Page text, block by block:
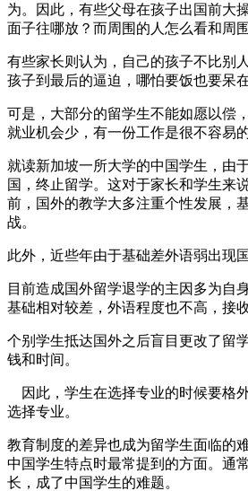
为。因此，有些父母在孩子出国前大
面子往哪放？而周围的人怎么看和周
有些家长则认为，自己的孩子不比别
孩子到最后的逼迫，哪怕要饭也要呆
可是，大部分的留学生不能如愿以偿
就业机会少，有一份工作是很不容易
就读新加坡一所大学的中国学生，由
国，终止留学。这对于家长和学生来
前，国外的教学大多注重个性发展，
战。
此外，近些年由于基础差外语弱出现
目前造成国外留学退学的主因多为自
基础相对较差，外语程度也不高，接
个别学生抵达国外之后盲目更改了留
钱和时间。
因此，学生在选择专业的时候要格
选择专业。
教育制度的差异也成为留学生面临的
中国学生特点时最常提到的方面。通
长，成了中国学生的难题。